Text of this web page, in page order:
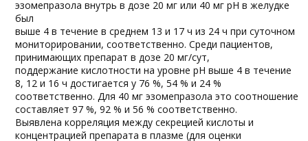
эзомепразола внутрь в дозе 20 мг или 40 мг pH в желудке
был
выше 4 в течение в среднем 13 и 17 ч из 24 ч при суточном
мониторировании, соответственно. Среди пациентов,
принимающих препарат в дозе 20 мг/сут,
поддержание кислотности на уровне pH выше 4 в течение
8, 12 и 16 ч достигается у 76 %, 54 % и 24 %
соответственно. Для 40 мг эзомепразола это соотношение
составляет 97 %, 92 % и 56 % соответственно.
Выявлена корреляция между секрецией кислоты и
концентрацией препарата в плазме (для оценки